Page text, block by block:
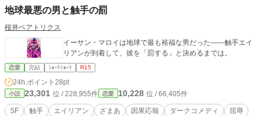
地球最悪の男と触手の罰
桜井ベアトリクス
イーサン・マロイは地球で最も裕福な男だった——触手エイ
リアンが到着して、彼を「罰する」と決めるまでは。
恋愛 完結 ｼｮｰﾄｼｮｰﾄ R15
24h.ポイント 28pt
小説 23,301 位 / 228,955件 恋愛 10,228 位 / 66,405件
SF 触手 エイリアン ざまあ 因果応報 ダークコメディ
屈辱